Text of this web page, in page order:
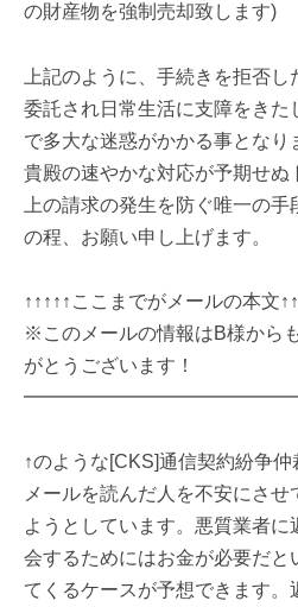
の財産物を強制売却致します)
上記のように、手続きを拒否
委託され日常生活に支障をきた
で多大な迷惑がかかる事となり
貴殿の速やかな対応が予期せぬ
上の請求の発生を防ぐ唯一の
の程、お願い申し上げます。
↑↑↑↑↑ここまでがメールの本文
※このメールの情報はB様から
がとうございます！
↑のような[CKS]通信契約紛争仲
メールを読んだ人を不安にさ
ようとしています。悪質業者に
会するためにはお金が必要だと
てくるケースが予想できます。